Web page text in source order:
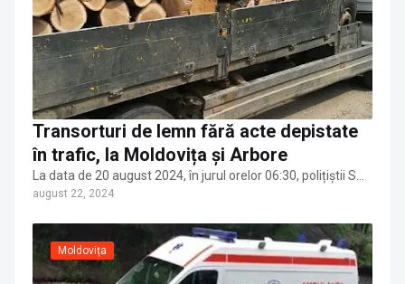
Transorturi de lemn fără acte depistate
în trafic, la Moldovița și Arbore
La data de 20 august 2024, în jurul orelor 06:30, polițiștii S…
august 22, 2024
Moldovița